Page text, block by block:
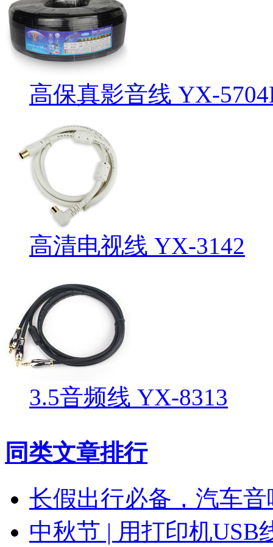
高保真影音线 YX-
高清电视线 YX-3142
3.5音频线 YX-8313
同类文章排行
长假出行必备，汽车
中秋节 | 用打印机USB